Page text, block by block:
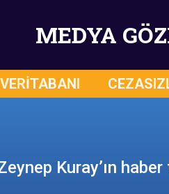
MEDYA
VERİTABANI
Kuray’ın